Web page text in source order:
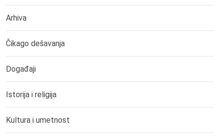
Arhiva
Čikago dešavanja
Događaji
Istorija i religija
Kultura i umetnost